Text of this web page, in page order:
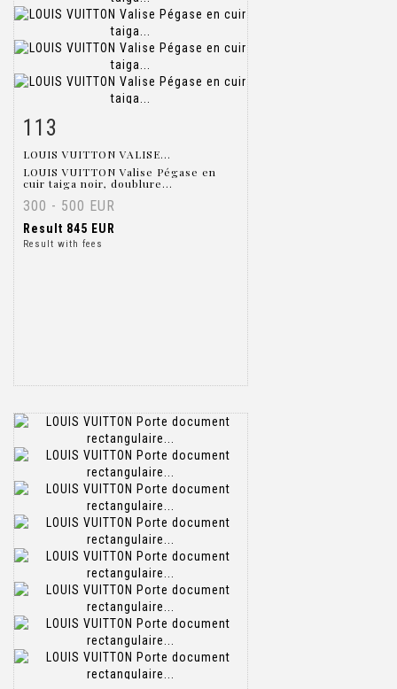
Item detail
113
LOUIS VUITTON VALISE...
LOUIS VUITTON Valise Pégase en
cuir taiga noir, doublure...
300 - 500 EUR
Result 845 EUR
Result with fees